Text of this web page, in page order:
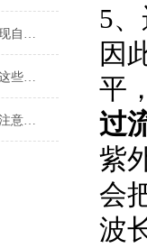
沼气专用气水分离器如何实现自动化？
螺旋除污器用户一定要看的这些事项
使用不锈钢水锤吸纳器应该注意的几个要点
5
因
平
过
紫
会
波